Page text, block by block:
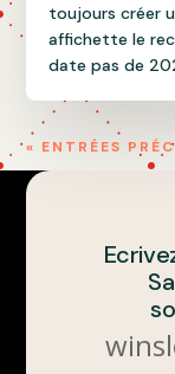
toujours créer
affichette le
date pas de
« ENTRÉES